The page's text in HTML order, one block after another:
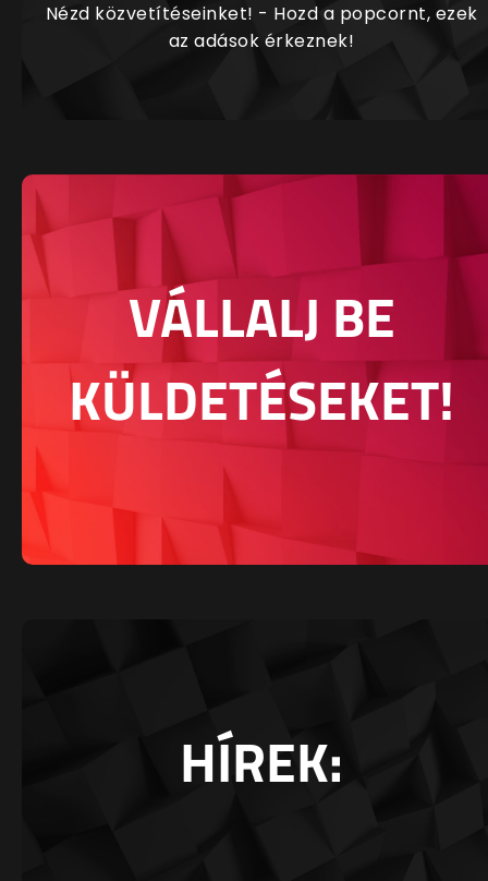
Nézd közvetítéseinket! - Hozd a popcornt, ezek
az adások érkeznek!
VÁLLALJ BE
KÜLDETÉSEKET!
HÍREK: